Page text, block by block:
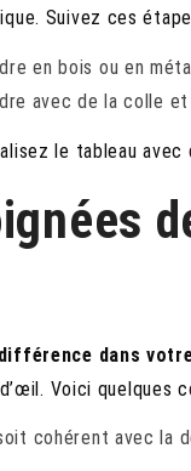
Suivez ces
en bois ou en
avec de la colle
le tableau
dans
Voici quelques
cohérent avec la